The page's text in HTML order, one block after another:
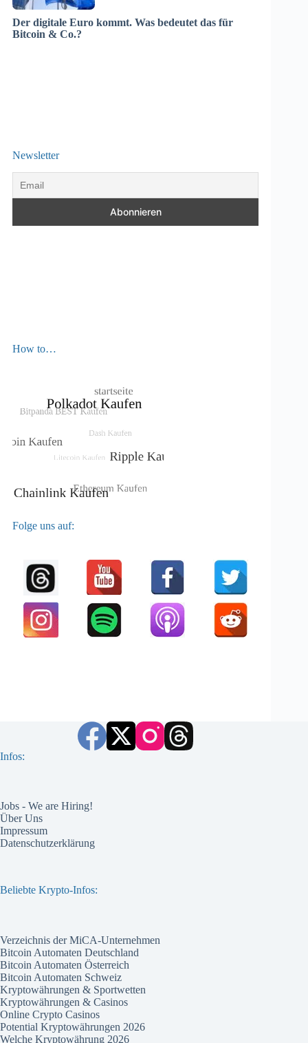
Der digitale Euro kommt. Was bedeutet das für
Bitcoin & Co.?
Newsletter
How to…
Folge uns auf:
Infos:
Jobs - We are Hiring!
Über Uns
Impressum
Datenschutzerklärung
Beliebte Krypto-Infos:
Verzeichnis der MiCA-Unternehmen
Bitcoin Automaten Deutschland
Bitcoin Automaten Österreich
Bitcoin Automaten Schweiz
Kryptowährungen & Sportwetten
Kryptowährungen & Casinos
Online Crypto Casinos
Potential Kryptowährungen 2026
Welche Kryptowährung 2026